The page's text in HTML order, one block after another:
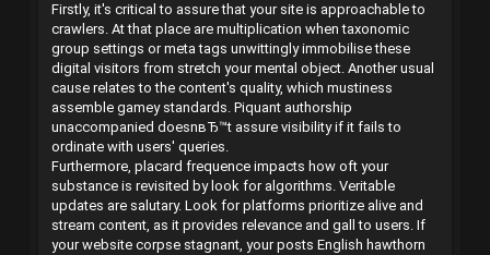
Firstly, it's critical to assure that your site is approachable to
crawlers. At that place are multiplication when taxonomic
group settings or meta tags unwittingly immobilise these
digital visitors from stretch your mental object. Another usual
cause relates to the content's quality, which mustiness
assemble gamey standards. Piquant authorship
unaccompanied doesnвЂ™t assure visibility if it fails to
ordinate with users' queries.
Furthermore, placard frequence impacts how oft your
substance is revisited by look for algorithms. Veritable
updates are salutary. Look for platforms prioritize alive and
stream content, as it provides relevance and gall to users. If
your website corpse stagnant, your posts English hawthorn